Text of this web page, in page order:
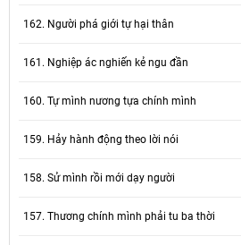
162. Người phá giới tự hại thân
161. Nghiệp ác nghiến kẻ ngu đần
160. Tự mình nương tựa chính mình
159. Hảy hành động theo lời nói
158. Sử mình rồi mới dạy người
157. Thương chính mình phải tu ba thời